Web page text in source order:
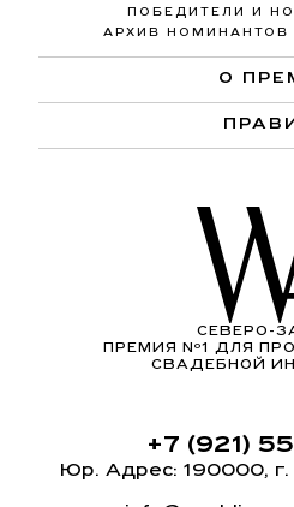
ПОБЕДИТЕЛИ И
АРХИВ
О
СЕВЕРО-
ПРЕМИЯ Nº1 ДЛЯ
СВАДЕБНОЙ
+7 (921)
Юр. Адрес: 190000, г.